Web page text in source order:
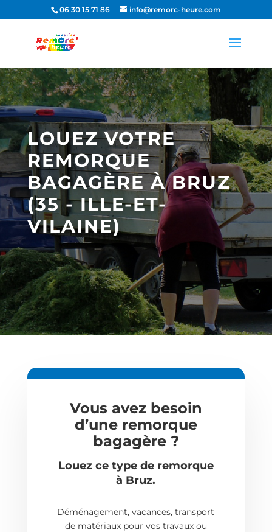
06 30 15 71 86 info@remorc-heure.com
LOUEZ VOTRE
REMORQUE
BAGAGÈRE À BRUZ
(35 - ILLE-ET-
VILAINE)
Vous avez besoin
d’une remorque
bagagère ?
Louez ce type de remorque
à Bruz.
Déménagement, vacances, transport
de matériaux pour vos travaux ou